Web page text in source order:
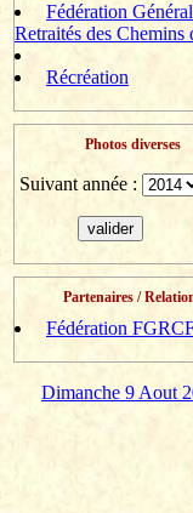
Fédération
Retraités des Chemins
Récréation
Photos diverses
Suivant année :
Partenaires /
Fédération
Dimanche 9 Aout